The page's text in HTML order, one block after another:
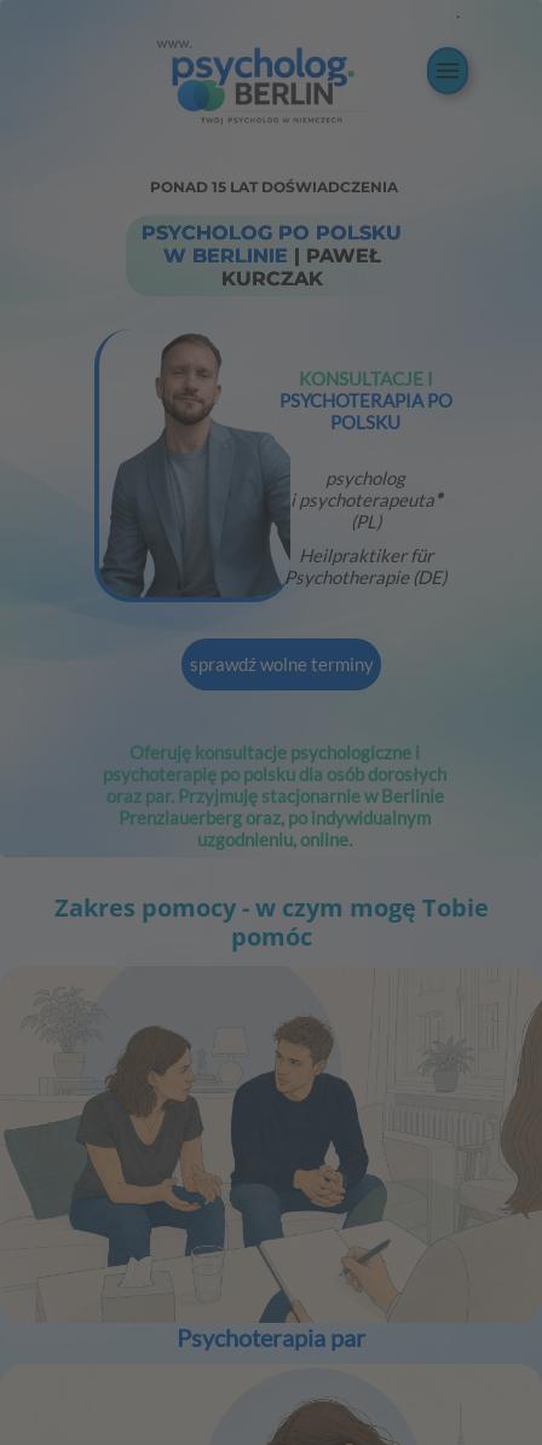
Oferuję konsultacje psychologiczne i
psychoterapię po polsku dla osób dorosłych
oraz par. Przyjmuję stacjonarnie w Berlinie
Prenzlauerberg oraz, po indywidualnym
uzgodnieniu, online.
.
KONSULTACJE I
PSYCHOTERAPIA PO
POLSKU
psycholog
ipsychoterapeuta*
(PL)
Heilpraktiker für
Psychotherapie (DE)
PSYCHOLOG PO POLSKU
W BERLINIE | PAWEŁ
KURCZAK
PONAD 15 LAT DOŚWIADCZENIA
sprawdź wolne terminy
Psychoterapia par
Zakres pomocy - w czym mogę Tobie
pomóc